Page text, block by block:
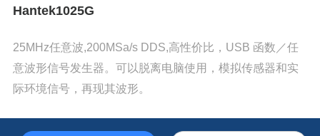
Hantek1025G
25MHz任意波,200MSa/s DDS,高性价比，USB 函数／任
意波形信号发生器。可以脱离电脑使用，模拟传感器和实
际环境信号，再现其波形。